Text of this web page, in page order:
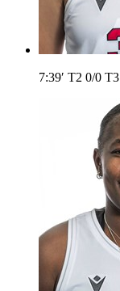
7:39′ T2 0/0 T3